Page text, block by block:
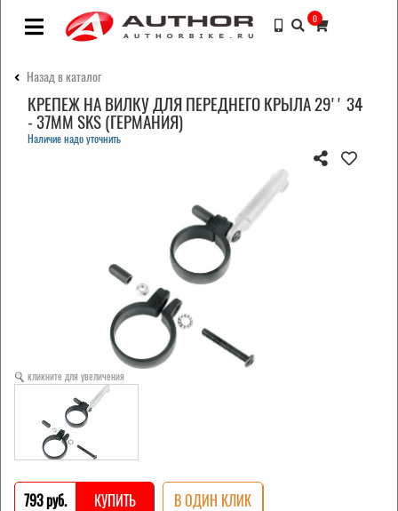
0
Назад в каталог
КРЕПЕЖ НА ВИЛКУ ДЛЯ ПЕРЕДНЕГО КРЫЛА 29'' 34
- 37ММ SKS (ГЕРМАНИЯ)
Наличие надо уточнить
кликните для увеличения
793 pуб. КУПИТЬ В ОДИН КЛИК